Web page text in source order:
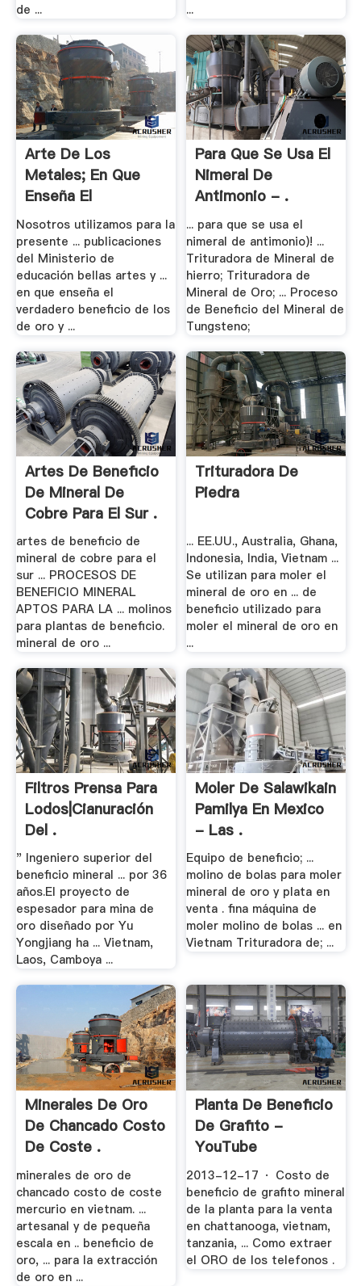
de ...
...
Arte De Los
Metales; En Que
Enseña El
Verdadero .
Nosotros utilizamos para la
presente ... publicaciones
del Ministerio de
educación bellas artes y ...
en que enseña el
verdadero beneficio de los
de oro y ...
Para Que Se Usa El
Nimeral De
Antimonio - .
... para que se usa el
nimeral de antimonio)! ...
Trituradora de Mineral de
hierro; Trituradora de
Mineral de Oro; ... Proceso
de Beneficio del Mineral de
Tungsteno;
Artes De Beneficio
De Mineral De
Cobre Para El Sur .
artes de beneficio de
mineral de cobre para el
sur ... PROCESOS DE
BENEFICIO MINERAL
APTOS PARA LA ... molinos
para plantas de beneficio.
mineral de oro ...
Trituradora De
Piedra
... EE.UU., Australia, Ghana,
Indonesia, India, Vietnam ...
Se utilizan para moler el
mineral de oro en ... de
beneficio utilizado para
moler el mineral de oro en
...
Filtros Prensa Para
Lodos|Cianuración
Del .
" Ingeniero superior del
beneficio mineral ... por 36
años.El proyecto de
espesador para mina de
oro diseñado por Yu
Yongjiang ha ... Vietnam,
Laos, Camboya ...
Moler De Salawikain
Pamilya En Mexico
- Las .
Equipo de beneficio; ...
molino de bolas para moler
mineral de oro y plata en
venta . fina máquina de
moler molino de bolas ... en
Vietnam Trituradora de; ...
Minerales De Oro
De Chancado Costo
De Coste .
minerales de oro de
chancado costo de coste
mercurio en vietnam. ...
artesanal y de pequeña
escala en .. beneficio de
oro, ... para la extracción
de oro en ...
Planta De Beneficio
De Grafito -
YouTube
2013-12-17 · Costo de
beneficio de grafito mineral
de la planta para la venta
en chattanooga, vietnam,
tanzania, ... Como extraer
el ORO de los telefonos .